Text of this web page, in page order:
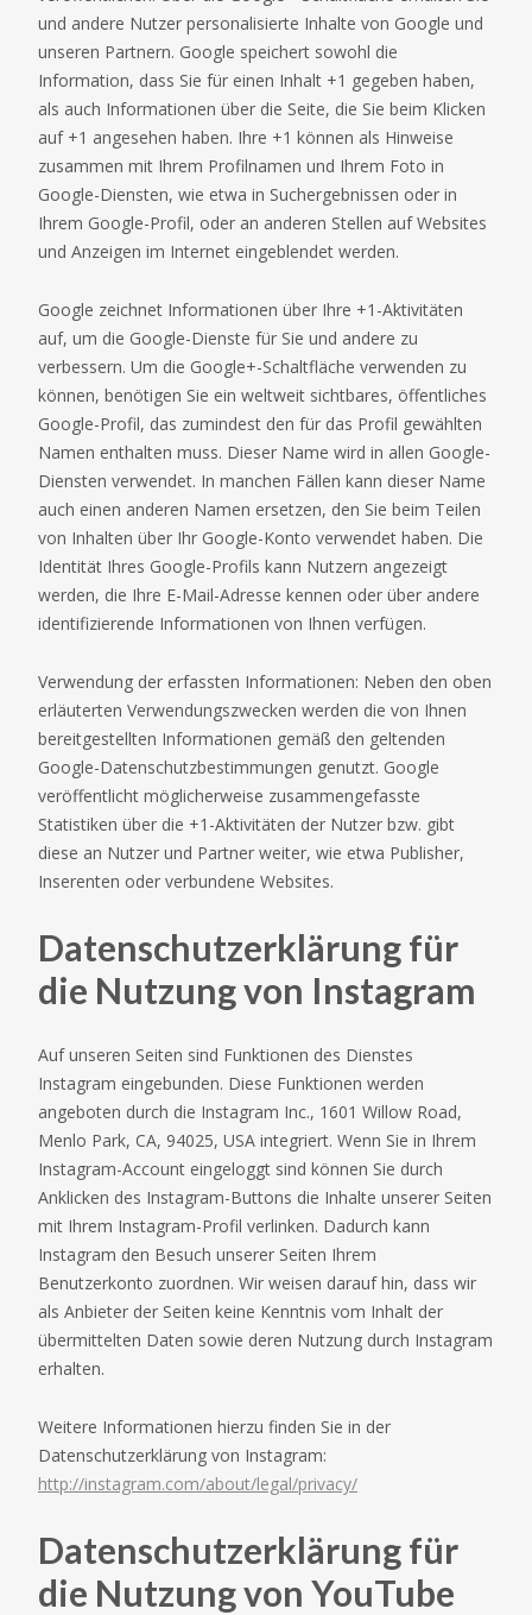
und andere Nutzer personalisierte Inhalte von Google und
unseren Partnern. Google speichert sowohl die
Information, dass Sie für einen Inhalt +1 gegeben haben,
als auch Informationen über die Seite, die Sie beim Klicken
auf +1 angesehen haben. Ihre +1 können als Hinweise
zusammen mit Ihrem Profilnamen und Ihrem Foto in
Google-Diensten, wie etwa in Suchergebnissen oder in
Ihrem Google-Profil, oder an anderen Stellen auf Websites
und Anzeigen im Internet eingeblendet werden.
Google zeichnet Informationen über Ihre +1-Aktivitäten
auf, um die Google-Dienste für Sie und andere zu
verbessern. Um die Google+-Schaltfläche verwenden zu
können, benötigen Sie ein weltweit sichtbares, öffentliches
Google-Profil, das zumindest den für das Profil gewählten
Namen enthalten muss. Dieser Name wird in allen Google-
Diensten verwendet. In manchen Fällen kann dieser Name
auch einen anderen Namen ersetzen, den Sie beim Teilen
von Inhalten über Ihr Google-Konto verwendet haben. Die
Identität Ihres Google-Profils kann Nutzern angezeigt
werden, die Ihre E-Mail-Adresse kennen oder über andere
identifizierende Informationen von Ihnen verfügen.
Verwendung der erfassten Informationen: Neben den oben
erläuterten Verwendungszwecken werden die von Ihnen
bereitgestellten Informationen gemäß den geltenden
Google-Datenschutzbestimmungen genutzt. Google
veröffentlicht möglicherweise zusammengefasste
Statistiken über die +1-Aktivitäten der Nutzer bzw. gibt
diese an Nutzer und Partner weiter, wie etwa Publisher,
Inserenten oder verbundene Websites.
Datenschutzerklärung für
die Nutzung von Instagram
Auf unseren Seiten sind Funktionen des Dienstes
Instagram eingebunden. Diese Funktionen werden
angeboten durch die Instagram Inc., 1601 Willow Road,
Menlo Park, CA, 94025, USA integriert. Wenn Sie in Ihrem
Instagram-Account eingeloggt sind können Sie durch
Anklicken des Instagram-Buttons die Inhalte unserer Seiten
mit Ihrem Instagram-Profil verlinken. Dadurch kann
Instagram den Besuch unserer Seiten Ihrem
Benutzerkonto zuordnen. Wir weisen darauf hin, dass wir
als Anbieter der Seiten keine Kenntnis vom Inhalt der
übermittelten Daten sowie deren Nutzung durch Instagram
erhalten.
Weitere Informationen hierzu finden Sie in der
Datenschutzerklärung von Instagram:
http://instagram.com/about/legal/privacy/
Datenschutzerklärung für
die Nutzung von YouTube